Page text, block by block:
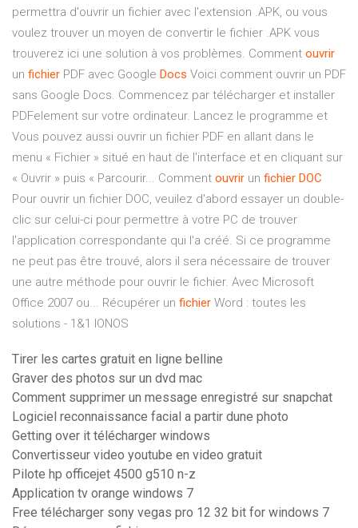
permettra d'ouvrir un fichier avec l'extension .APK, ou vous
voulez trouver un moyen de convertir le fichier .APK vous
trouverez ici une solution à vos problèmes. Comment ouvrir
un fichier PDF avec Google Docs Voici comment ouvrir un PDF
sans Google Docs. Commencez par télécharger et installer
PDFelement sur votre ordinateur. Lancez le programme et
Vous pouvez aussi ouvrir un fichier PDF en allant dans le
menu « Fichier » situé en haut de l'interface et en cliquant sur
« Ouvrir » puis « Parcourir... Comment ouvrir un fichier DOC
Pour ouvrir un fichier DOC, veuilez d'abord essayer un double-
clic sur celui-ci pour permettre à votre PC de trouver
l'application correspondante qui l'a créé. Si ce programme
ne peut pas être trouvé, alors il sera nécessaire de trouver
une autre méthode pour ouvrir le fichier. Avec Microsoft
Office 2007 ou... Récupérer un fichier Word : toutes les
solutions - 1&1 IONOS
Tirer les cartes gratuit en ligne belline
Graver des photos sur un dvd mac
Comment supprimer un message enregistré sur snapchat
Logiciel reconnaissance facial a partir dune photo
Getting over it télécharger windows
Convertisseur video youtube en video gratuit
Pilote hp officejet 4500 g510 n-z
Application tv orange windows 7
Free télécharger sony vegas pro 12 32 bit for windows 7